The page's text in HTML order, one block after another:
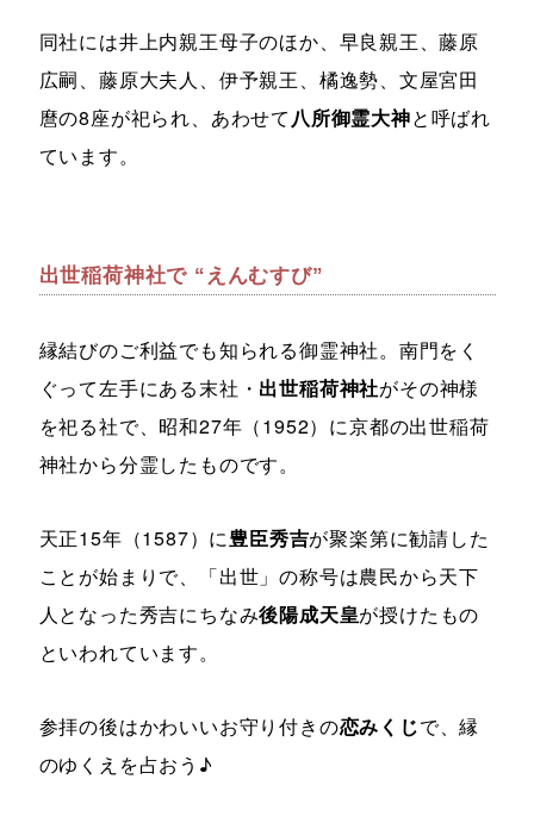
同社には井上内親王母子のほか、早良親王、藤原
広嗣、藤原大夫人、伊予親王、橘逸勢、文屋宮田
麿の8座が祀られ、あわせて八所御霊大神と呼ばれ
ています。
出世稲荷神社で “えんむすび”
縁結びのご利益でも知られる御霊神社。南門をく
ぐって左手にある末社・ 出世稲荷神社がその神様
を祀る社で、昭和27年（1952）に京都の出世稲荷
神社から分霊したものです。
天正15年（1587）に豊臣秀吉が聚楽第に勧請した
ことが始まりで、「出世」の称号は農民から天下
人となった秀吉にちなみ後陽成天皇が授けたもの
といわれています。
参拝の後はかわいいお守り付きの恋みくじで、縁
のゆくえを占おう♪